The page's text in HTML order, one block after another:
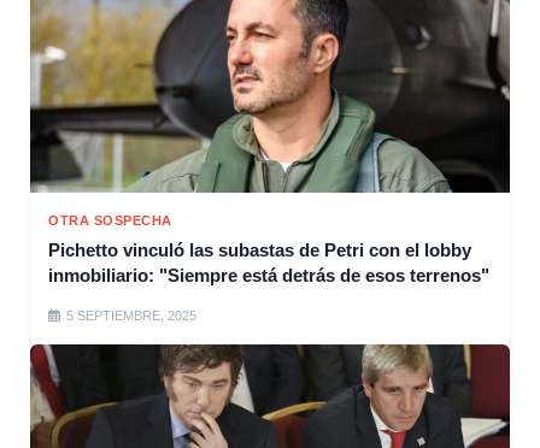
OTRA SOSPECHA
Pichetto vinculó las subastas de Petri con el lobby
inmobiliario: "Siempre está detrás de esos terrenos"
5 SEPTIEMBRE, 2025